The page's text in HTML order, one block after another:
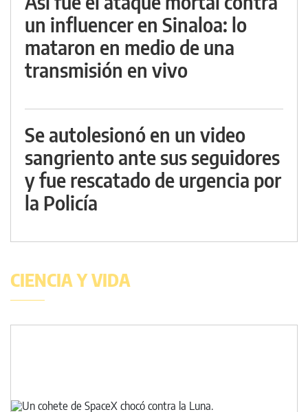
un influencer en Sinaloa: lo
mataron en medio de una
transmisión en vivo
Se autolesionó en un video
sangriento ante sus seguidores
y fue rescatado de urgencia por
la Policía
CIENCIA Y VIDA